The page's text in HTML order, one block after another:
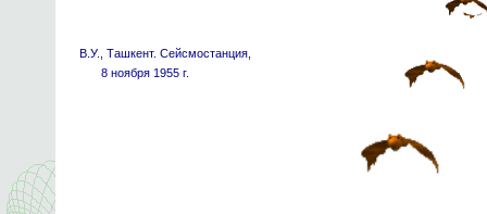
В.У., Ташкент. Сейсмостанция,
8 ноября 1955 г.